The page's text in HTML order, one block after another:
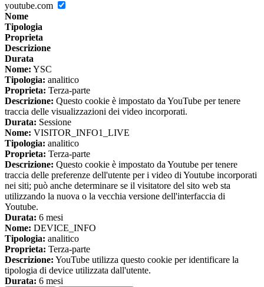
youtube.com
Nome
Tipologia
Proprieta
Descrizione
Durata
Nome: YSC
Tipologia: analitico
Proprieta: Terza-parte
Descrizione: Questo cookie è impostato da YouTube per tenere
traccia delle visualizzazioni dei video incorporati.
Durata: Sessione
Nome: VISITOR_INFO1_LIVE
Tipologia: analitico
Proprieta: Terza-parte
Descrizione: Questo cookie è impostato da Youtube per tenere
traccia delle preferenze dell'utente per i video di Youtube incorporati
nei siti; può anche determinare se il visitatore del sito web sta
utilizzando la nuova o la vecchia versione dell'interfaccia di
Youtube.
Durata: 6 mesi
Nome: DEVICE_INFO
Tipologia: analitico
Proprieta: Terza-parte
Descrizione: YouTube utilizza questo cookie per identificare la
tipologia di device utilizzata dall'utente.
Durata: 6 mesi